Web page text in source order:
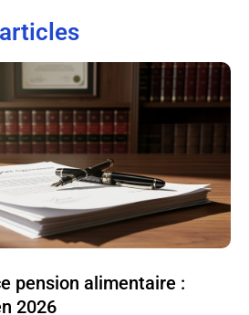
pension alimentaire :
2026